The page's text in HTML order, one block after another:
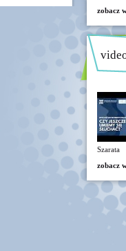
zobacz
Szarata
zobacz